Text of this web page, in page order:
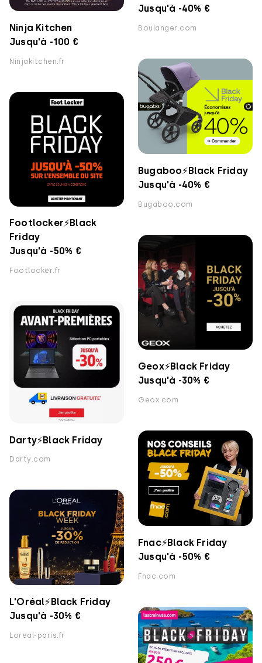
Jusqu'à -40% €
Boulanger.com
Ninja Kitchen
Jusqu'à -100 €
Ninjakitchen.fr
Bugaboo⚡️Black Friday
Jusqu'à -40% €
Bugaboo.com
Footlocker⚡️Black
Friday
Jusqu'à -50% €
Footlocker.fr
Geox⚡️Black Friday
Jusqu'à -30% €
Geox.com
Darty⚡️Black Friday
Darty.com
Fnac⚡️Black Friday
Jusqu'à -50% €
Fnac.com
L'Oréal⚡️Black Friday
Jusqu'à -30% €
Loreal-paris.fr